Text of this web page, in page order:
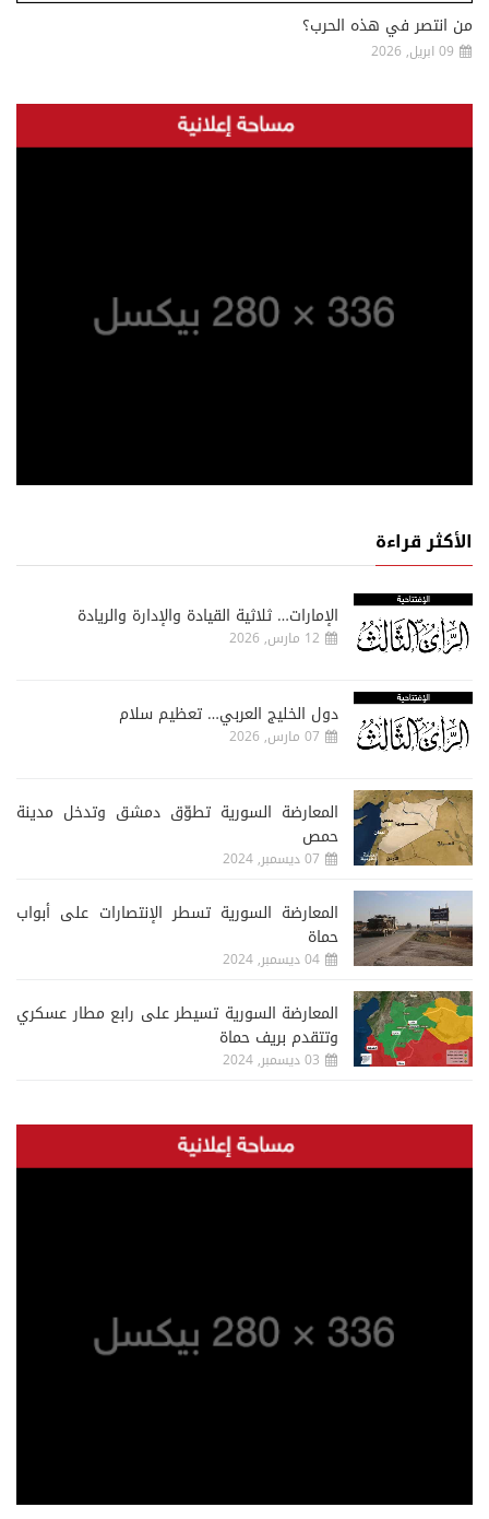
من انتصر في هذه الحرب؟
09 ابريل, 2026
الأكثر قراءة
الإمارات… ثلاثية القيادة والإدارة والريادة
12 مارس, 2026
دول الخليج العربي… تعظيم سلام
07 مارس, 2026
المعارضة السورية تطوّق دمشق وتدخل مدينة
حمص
07 ديسمبر, 2024
المعارضة السورية تسطر الإنتصارات على أبواب
حماة
04 ديسمبر, 2024
المعارضة السورية تسيطر على رابع مطار عسكري
وتتقدم بريف حماة
03 ديسمبر, 2024